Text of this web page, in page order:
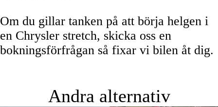
Om du gillar tanken på att börja helgen i
en Chrysler stretch, skicka oss en
bokningsförfrågan så fixar vi bilen åt dig.
Andra alternativ